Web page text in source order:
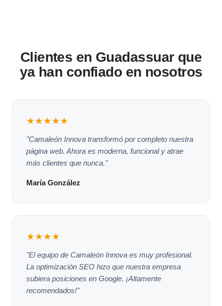
Clientes en Guadassuar que
ya han confiado en nosotros
★★★★★
"Camaleón Innova transformó por completo nuestra
página web. Ahora es moderna, funcional y atrae
más clientes que nunca."
María González
★★★★
"El equipo de Camaleón Innova es muy profesional.
La optimización SEO hizo que nuestra empresa
subiera posiciones en Google. ¡Altamente
recomendados!"